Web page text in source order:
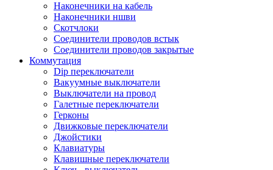
Наконечники на кабель
Наконечники ншви
Скотчлоки
Соединители проводов встык
Соединители проводов закрытые
Коммутация
Dip переключатели
Вакуумные выключатели
Выключатели на провод
Галетные переключатели
Герконы
Движковые переключатели
Джойстики
Клавиатуры
Клавишные переключатели